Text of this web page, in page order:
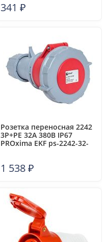
341 ₽
Розетка переносная 2242
3Р+РЕ 32А 380В IP67
PROxima EKF ps-2242-32-
1 538₽